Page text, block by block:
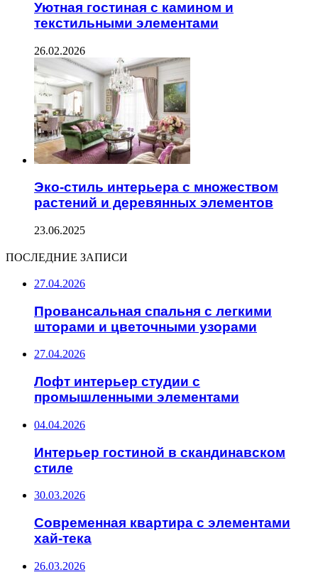
Уютная гостиная с камином и
текстильными элементами
26.02.2026
Эко-стиль интерьера с множеством
растений и деревянных элементов
23.06.2025
ПОСЛЕДНИЕ ЗАПИСИ
27.04.2026
Провансальная спальня с легкими
шторами и цветочными узорами
27.04.2026
Лофт интерьер студии с
промышленными элементами
04.04.2026
Интерьер гостиной в скандинавском
стиле
30.03.2026
Современная квартира с элементами
хай-тека
26.03.2026